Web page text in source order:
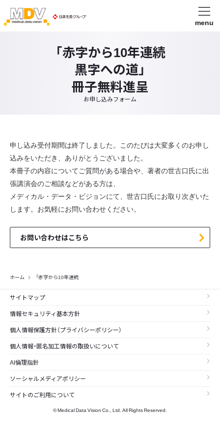
menu
「赤字から10年連続
黒字への道」
冊子無料進呈
お申し込みフォーム
申し込み受付期間は終了しました。このたびは大変多くのお申し
込みをいただき、ありがとうございました。
本冊子の内容についてご質問がある場合や、著者の世古口氏に出
張講演会のご相談などがある方は、
メディカル・データ・ビジョンにて、世古口氏にお取り次ぎいた
します。お気軽にお問い合わせください。
お問い合わせはこちら
ホーム 「赤字から10年連続
サイトマップ
情報セキュリティ基本方針
個人情報保護方針（プライバシーポリシー）
個人情報・匿名加工情報の取扱いについて
AI倫理指針
ソーシャルメディアポリシー
サイトのご利用について
© Medical Data Vision Co., Ltd. All Rights Reserved.